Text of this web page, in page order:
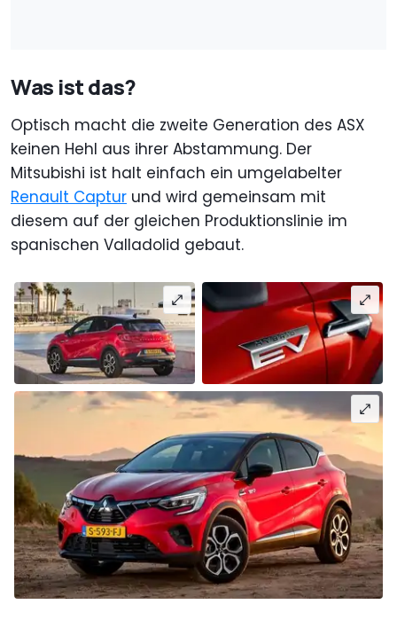
Was ist das?
Optisch macht die zweite Generation des ASX
keinen Hehl aus ihrer Abstammung. Der
Mitsubishi ist halt einfach ein umgelabelter
Renault Captur und wird gemeinsam mit
diesem auf der gleichen Produktionslinie im
spanischen Valladolid gebaut.